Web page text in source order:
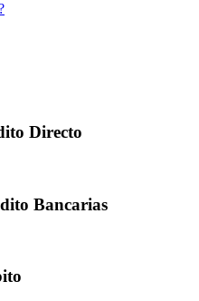
Directo
Bancarias